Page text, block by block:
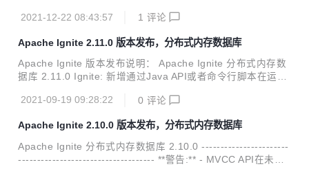
为2.17.0； 新增了使用CMake构建ODBC安装器的功能。
2021-12-22 08:43:57 1 评论
Apache Ignite 2.11.0 版本发布，分布式内存数据库
Apache Ignite 版本发布说明： Apache Ignite 分布式内存数
据库 2.11.0 Ignite: 新增通过Java API或者命令行脚本在运行
可以校验快照的一致性等； 新增集群的元数据存储，用于快照
CK和Segmented-LRU两种页面替换算法； 新增关联并置副
本过滤器的节点属性； 新增数据结构的系统视图； 新增基线
节点属性的系统视图； 新增用于监控SQL索引内存页面数的
2021-09-19 09:28:22 0 评论
Apache Ignite 2.10.0 版本发布，分布式内存数据库
Apache Ignite 分布式内存数据库 2.10.0 -----------------------
------------------------------------ **警告:** - MVCC API在未来